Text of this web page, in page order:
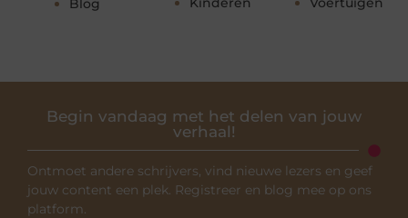
Blog
Begin vandaag met het delen van jouw
verhaal!
Ontmoet andere schrijvers, vind nieuwe lezers en geef
jouw content een plek. Registreer en blog mee op ons
platform.